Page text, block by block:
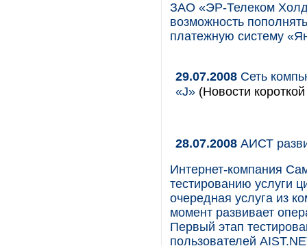
ЗАО «ЭР-Телеком
возможность
платежную систему
29.07.2008 Сеть
«J» (Новости
28.07.2008 АИСТ
Интернет-компания
тестированию услуги
очередная услуга из
момент развивает
Первый этап
пользователей